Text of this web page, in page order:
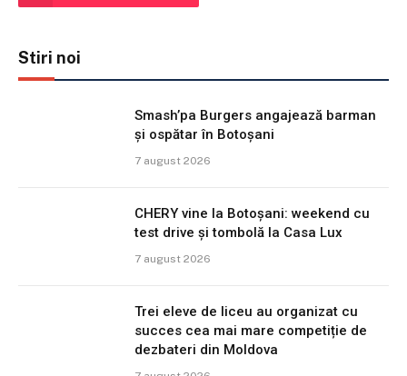
Stiri noi
Smash’pa Burgers angajează barman
și ospătar în Botoșani
7 august 2026
CHERY vine la Botoșani: weekend cu
test drive și tombolă la Casa Lux
7 august 2026
Trei eleve de liceu au organizat cu
succes cea mai mare competiție de
dezbateri din Moldova